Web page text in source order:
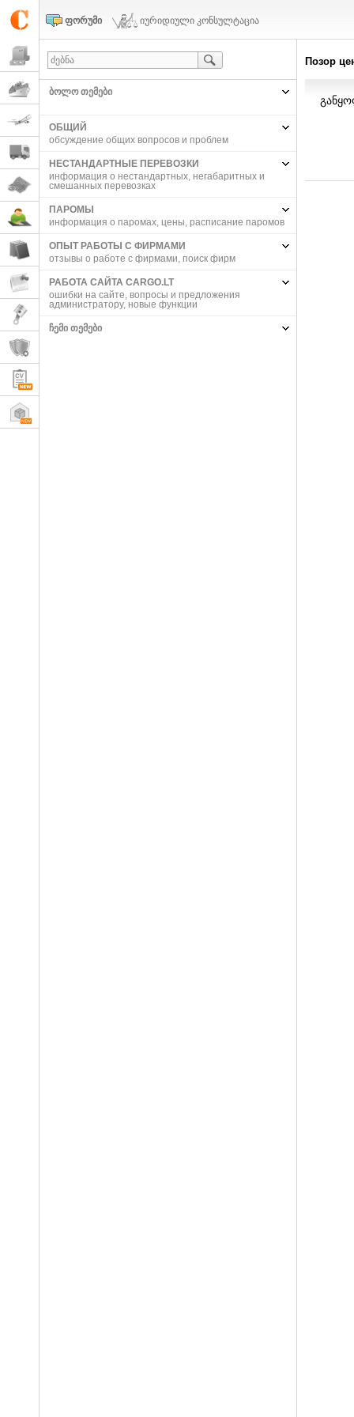
ფორუმი იურიდიული კონსულტაცია
ᲑᲝᲚᲝ ᲗᲔᲛᲔᲑᲘ
ОБЩИЙ
обсуждение общих вопросов и проблем
НЕСТАНДАРТНЫЕ ПЕРЕВОЗКИ
информация о нестандартных, негабаритных и
смешанных перевозках
ПАРОМЫ
информация о паромах, цены, расписание паромов
ОПЫТ РАБОТЫ С ФИРМАМИ
отзывы о работе с фирмами, поиск фирм
РАБОТА САЙТА CARGO.LT
ошибки на сайте, вопросы и предложения
администратору, новые функции
ᲩᲔᲛᲘ ᲗᲔᲛᲔᲑᲘ
Позор